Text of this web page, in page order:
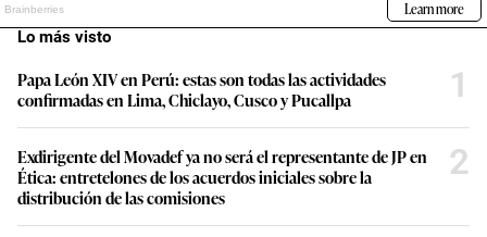
Lo más visto
Papa León XIV en Perú: estas son todas las actividades
confirmadas en Lima, Chiclayo, Cusco y Pucallpa
1
Exdirigente del Movadef ya no será el representante de JP en
Ética: entretelones de los acuerdos iniciales sobre la
distribución de las comisiones
2